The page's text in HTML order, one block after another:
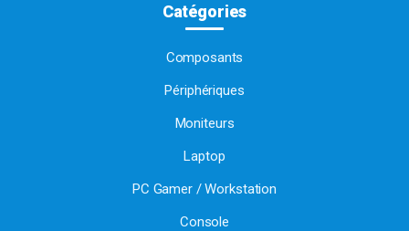
Catégories
Composants
Périphériques
Moniteurs
Laptop
PC Gamer / Workstation
Console